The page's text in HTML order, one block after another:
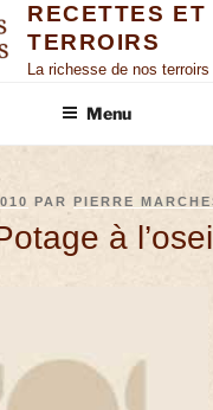
RECETTES ET
TERROIRS
La richesse de nos terroirs
Menu
PAR PIERRE
à